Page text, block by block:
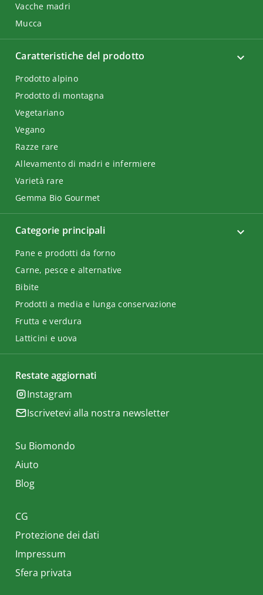
Vacche madri
Mucca
Categorie principali
Pane e prodotti da forno
Carne, pesce e alternative
Bibite
Prodotti a media e lunga conservazione
Frutta e verdura
Latticini e uova
Caratteristiche del prodotto
Prodotto alpino
Prodotto di montagna
Vegetariano
Vegano
Razze rare
Allevamento di madri e infermiere
Varietà rare
Gemma Bio Gourmet
Restate aggiornati
Instagram
Iscrivetevi alla nostra newsletter
Su Biomondo
Aiuto
Blog
CG
Protezione dei dati
Impressum
Sfera privata